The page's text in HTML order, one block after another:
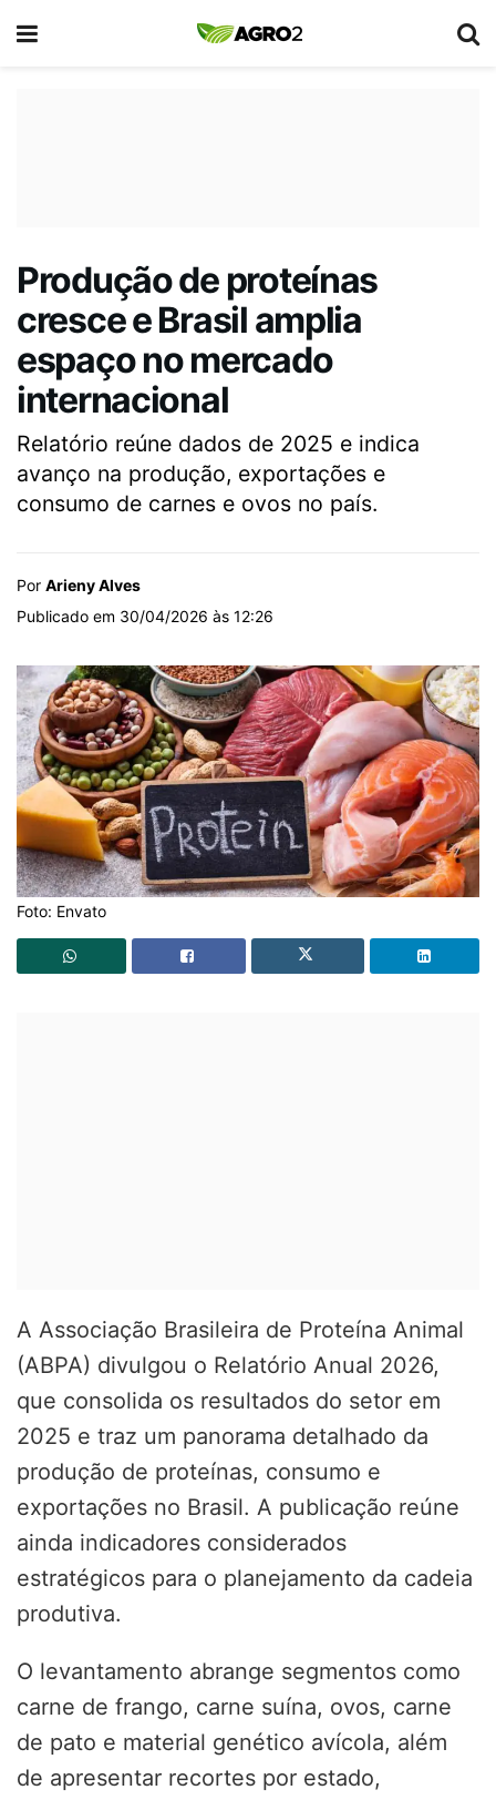
Produção de proteínas
cresce e Brasil amplia
espaço no mercado
internacional
Relatório reúne dados de 2025 e indica
avanço na produção, exportações e
consumo de carnes e ovos no país.
Por Arieny Alves
Publicado em 30/04/2026 às 12:26
Foto: Envato
A Associação Brasileira de Proteína Animal
(ABPA) divulgou o Relatório Anual 2026,
que consolida os resultados do setor em
2025 e traz um panorama detalhado da
produção de proteínas, consumo e
exportações no Brasil. A publicação reúne
ainda indicadores considerados
estratégicos para o planejamento da cadeia
produtiva.
O levantamento abrange segmentos como
carne de frango, carne suína, ovos, carne
de pato e material genético avícola, além
de apresentar recortes por estado,